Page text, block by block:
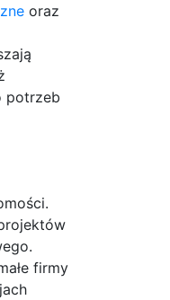
oraz
potrzeb
firmy